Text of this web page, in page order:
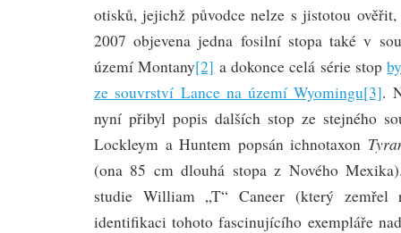
otisků, jejichž původce nelze s jistotou
2007 objevena jedna fosilní stopa také v
území Montany[2] a dokonce celá série stop
ze souvrství Lance na území Wyomingu[3].
nyní přibyl popis dalších stop ze stejného
Lockleym a Huntem popsán ichnotaxon
(ona 85 cm dlouhá stopa z Nového
studie William „T“ Caneer (který
identifikaci tohoto fascinujícího exempláře